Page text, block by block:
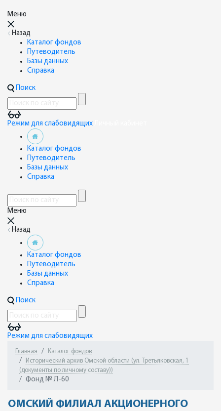
Меню
Назад
Каталог фондов
Путеводитель
Базы данных
Справка
Поиск
Режим для слабовидящих
Каталог фондов
Путеводитель
Базы данных
Справка
Меню
Назад
Каталог фондов
Путеводитель
Базы данных
Справка
Поиск
Режим для слабовидящих
Главная
Каталог фондов
Исторический архив Омской области (ул. Третьяковская, 1
(документы по личному составу))
Фонд № Л-60
ОМСКИЙ ФИЛИАЛ АКЦИОНЕРНОГО